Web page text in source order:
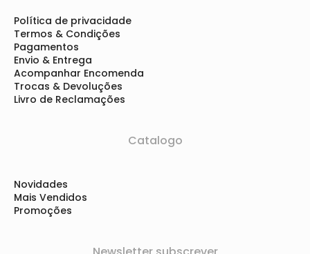
Política de privacidade
Termos & Condições
Pagamentos
Envio & Entrega
Acompanhar Encomenda
Trocas & Devoluções
Livro de Reclamações
Catalogo
Novidades
Mais Vendidos
Promoções